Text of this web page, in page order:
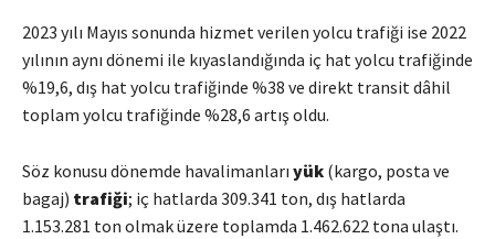
2023 yılı Mayıs sonunda hizmet verilen yolcu trafiği ise 2022
yılının aynı dönemi ile kıyaslandığında iç hat yolcu trafiğinde
%19,6, dış hat yolcu trafiğinde %38 ve direkt transit dâhil
toplam yolcu trafiğinde %28,6 artış oldu.
Söz konusu dönemde havalimanları yük (kargo, posta ve
bagaj) trafiği; iç hatlarda 309.341 ton, dış hatlarda
1.153.281 ton olmak üzere toplamda 1.462.622 tona ulaştı.